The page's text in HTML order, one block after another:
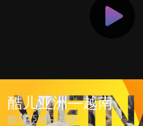
酷儿亚洲—越南
酷兒亞洲—越南